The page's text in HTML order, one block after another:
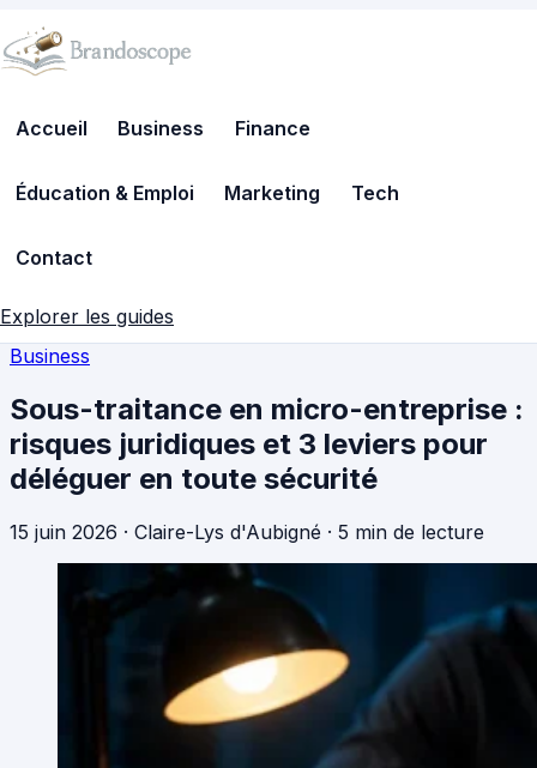
Accueil Business Finance
Éducation & Emploi Marketing Tech
Contact
Explorer les guides
Business
Sous-traitance en micro-entreprise :
risques juridiques et 3 leviers pour
déléguer en toute sécurité
15 juin 2026 · Claire-Lys d'Aubigné · 5 min de lecture